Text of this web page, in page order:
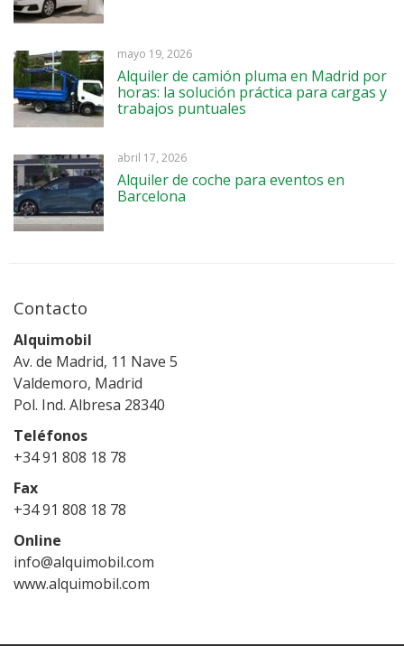
mayo 19, 2026
Alquiler de camión pluma en Madrid por
horas: la solución práctica para cargas y
trabajos puntuales
abril 17, 2026
Alquiler de coche para eventos en
Barcelona
Contacto
Alquimobil
Av. de Madrid, 11 Nave 5
Valdemoro, Madrid
Pol. Ind. Albresa 28340
Teléfonos
+34 91 808 18 78
Fax
+34 91 808 18 78
Online
info@alquimobil.com
www.alquimobil.com